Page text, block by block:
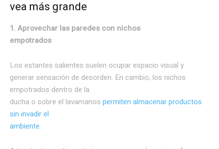
vea más grande
1. Aprovechar las paredes con nichos
empotrados
Los estantes salientes suelen ocupar espacio visual y
generar sensación de desorden. En cambio, los nichos
empotrados dentro de la
ducha o sobre el lavamanos permiten almacenar productos
sin invadir el
ambiente.